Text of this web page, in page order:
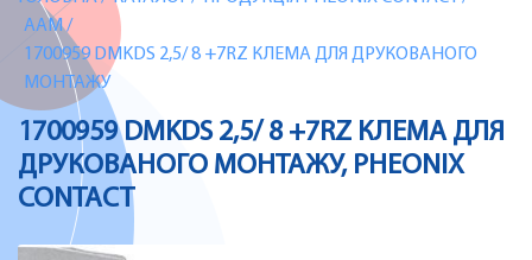
AAM/
1700959 DMKDS 2,5/ 8 +7RZ КЛЕМА ДЛЯ ДРУКОВАНОГО
МОНТАЖУ
1700959 DMKDS 2,5/ 8 +7RZ КЛЕМА ДЛЯ
ДРУКОВАНОГО МОНТАЖУ, PHEONIX
CONTACT